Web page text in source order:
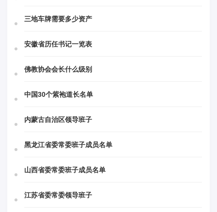
三地车牌需要多少资产
安徽省历任书记一览表
佛教协会会长什么级别
中国30个紫袍道长名单
内蒙古自治区领导班子
黑龙江省委常委班子成员名单
山西省委常委班子成员名单
江苏省委常委领导班子